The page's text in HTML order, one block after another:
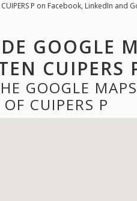
CUIPERS P on Facebook, LinkedIn and
GOOGLE
CUIPERS
GOOGLE
CUIPERS P